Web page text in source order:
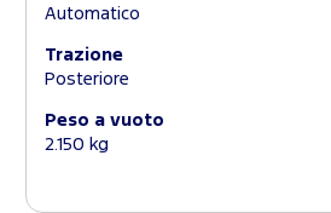
Automatico
Trazione
Posteriore
Peso a vuoto
2.150 kg